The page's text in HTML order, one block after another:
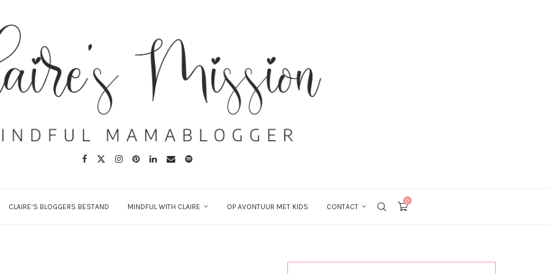
CLAIRE’S BLOGGERS BESTAND MINDFUL WITH CLAIRE OP AVONTUUR MET KIDS CONTACT
0